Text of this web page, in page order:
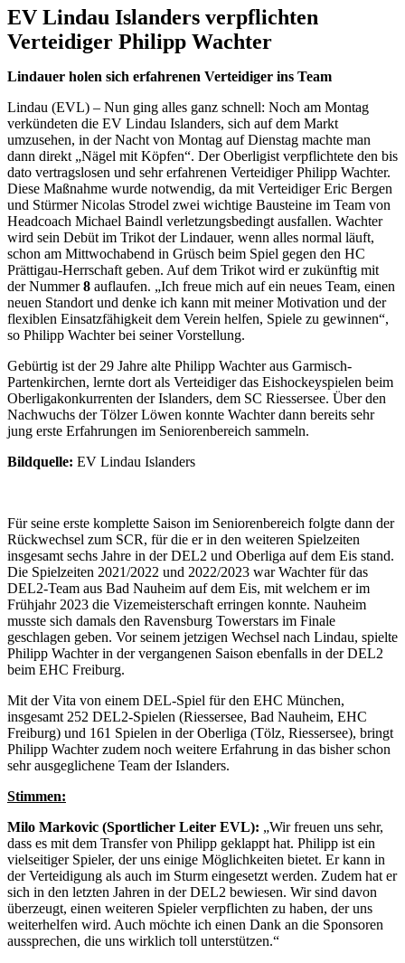
EV Lindau Islanders verpflichten
Verteidiger Philipp Wachter
Lindauer holen sich erfahrenen Verteidiger ins Team
Lindau (EVL) – Nun ging alles ganz schnell: Noch am Montag
verkündeten die EV Lindau Islanders, sich auf dem Markt
umzusehen, in der Nacht von Montag auf Dienstag machte man
dann direkt „Nägel mit Köpfen“. Der Oberligist verpflichtete den bis
dato vertragslosen und sehr erfahrenen Verteidiger Philipp Wachter.
Diese Maßnahme wurde notwendig, da mit Verteidiger Eric Bergen
und Stürmer Nicolas Strodel zwei wichtige Bausteine im Team von
Headcoach Michael Baindl verletzungsbedingt ausfallen. Wachter
wird sein Debüt im Trikot der Lindauer, wenn alles normal läuft,
schon am Mittwochabend in Grüsch beim Spiel gegen den HC
Prättigau-Herrschaft geben. Auf dem Trikot wird er zukünftig mit
der Nummer8 auflaufen. „Ich freue mich auf ein neues Team, einen
neuen Standort und denke ich kann mit meiner Motivation und der
flexiblen Einsatzfähigkeit dem Verein helfen, Spiele zu gewinnen“,
so Philipp Wachter bei seiner Vorstellung.
Gebürtig ist der 29 Jahre alte Philipp Wachter aus Garmisch-
Partenkirchen, lernte dort als Verteidiger das Eishockeyspielen beim
Oberligakonkurrenten der Islanders, dem SC Riessersee. Über den
Nachwuchs der Tölzer Löwen konnte Wachter dann bereits sehr
jung erste Erfahrungen im Seniorenbereich sammeln.
Bildquelle: EV Lindau Islanders
Für seine erste komplette Saison im Seniorenbereich folgte dann der
Rückwechsel zum SCR, für die er in den weiteren Spielzeiten
insgesamt sechs Jahre in der DEL2 und Oberliga auf dem Eis stand.
Die Spielzeiten 2021/2022 und 2022/2023 war Wachter für das
DEL2-Team aus Bad Nauheim auf dem Eis, mit welchem er im
Frühjahr 2023 die Vizemeisterschaft erringen konnte. Nauheim
musste sich damals den Ravensburg Towerstars im Finale
geschlagen geben. Vor seinem jetzigen Wechsel nach Lindau, spielte
Philipp Wachter in der vergangenen Saison ebenfalls in der DEL2
beim EHC Freiburg.
Mit der Vita von einem DEL-Spiel für den EHC München,
insgesamt 252 DEL2-Spielen (Riessersee, Bad Nauheim, EHC
Freiburg) und 161 Spielen in der Oberliga (Tölz, Riessersee), bringt
Philipp Wachter zudem noch weitere Erfahrung in das bisher schon
sehr ausgeglichene Team der Islanders.
Stimmen:
Milo Markovic (Sportlicher Leiter EVL): „Wir freuen uns sehr,
dass es mit dem Transfer von Philipp geklappt hat. Philipp ist ein
vielseitiger Spieler, der uns einige Möglichkeiten bietet. Er kann in
der Verteidigung als auch im Sturm eingesetzt werden. Zudem hat er
sich in den letzten Jahren in der DEL2 bewiesen. Wir sind davon
überzeugt, einen weiteren Spieler verpflichten zu haben, der uns
weiterhelfen wird. Auch möchte ich einen Dank an die Sponsoren
aussprechen, die uns wirklich toll unterstützen.“